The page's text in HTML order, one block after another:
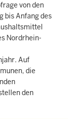
von den
bis Anfang des
Nordrhein-
Auf
die
den